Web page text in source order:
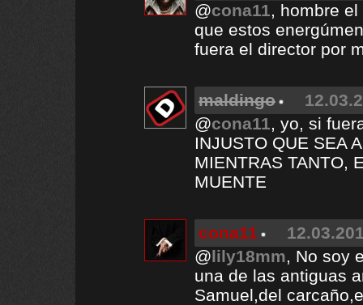
@cona11, hombre
que estos
fuera el director por
maldingo
@cona11, yo, si
INJUSTO QUE SEA
MIENTRAS TANTO,
MUENTE
cona11
@lily18mm, No soy
una de las antiguas
Samuel,del